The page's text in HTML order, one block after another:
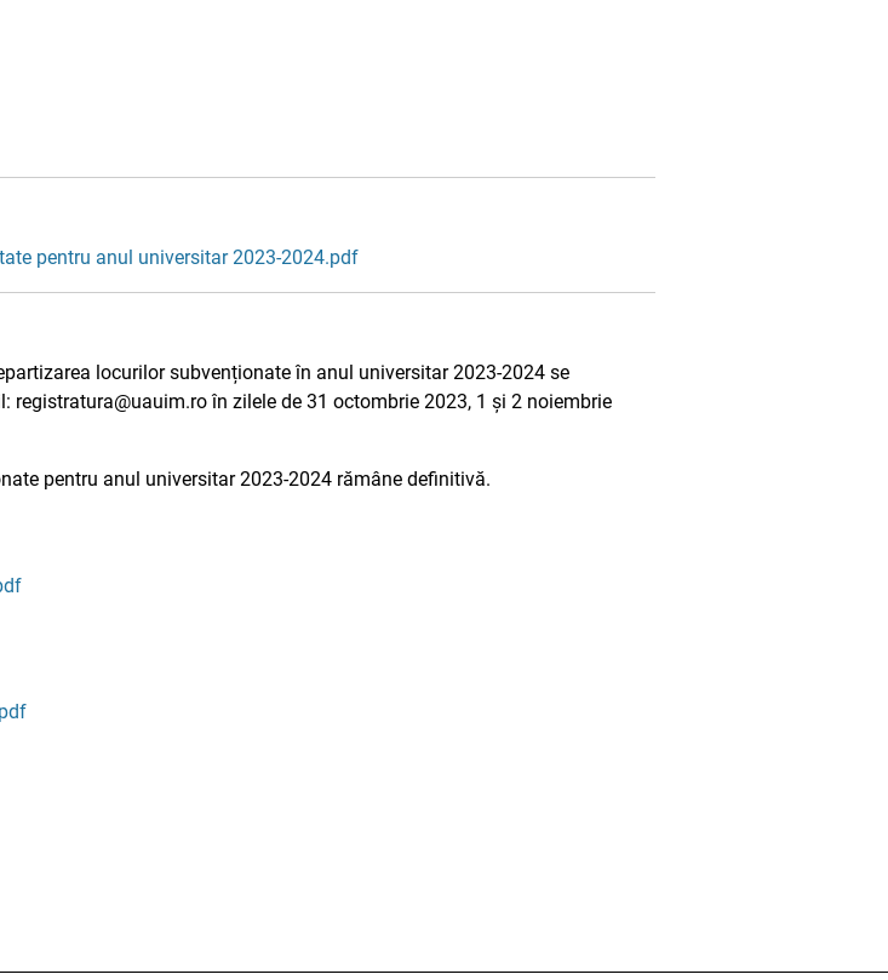
pentru anul universitar 2023-2024.pdf
locurilor subvenționate în anul universitar 2023-2024 se
registratura@uauim.ro în zilele de 31 octombrie 2023, 1 și 2 noiembrie
pentru anul universitar 2023-2024 rămâne definitivă.